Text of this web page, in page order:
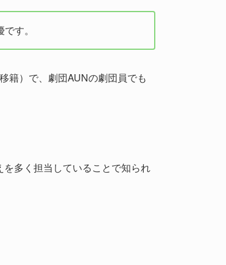
す。
籍）で、劇団AUNの劇団員でも
多く担当していることで知られ